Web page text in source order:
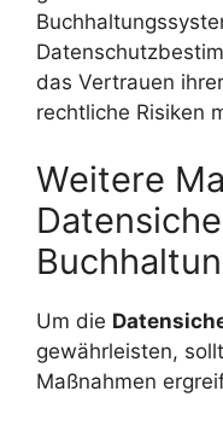
das Vertrauen
rechtliche Risiken
Weitere
Um die
gewährleisten,
Maßnahmen